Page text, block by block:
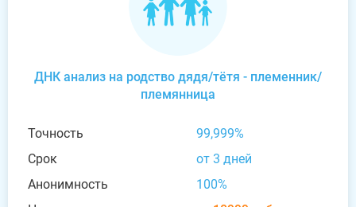
ДНК анализ на родство дядя/тётя - племенник/
племянница
Точность
99,999%
Срок
от 3 дней
Анонимность
100%